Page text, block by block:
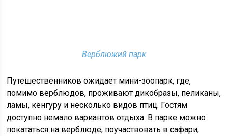
Верблюжий парк
Путешественников ожидает мини-зоопарк, где,
помимо верблюдов, проживают дикобразы, пеликаны,
ламы, кенгуру и несколько видов птиц. Гостям
доступно немало вариантов отдыха. В парке можно
покататься на верблюде, поучаствовать в сафари,